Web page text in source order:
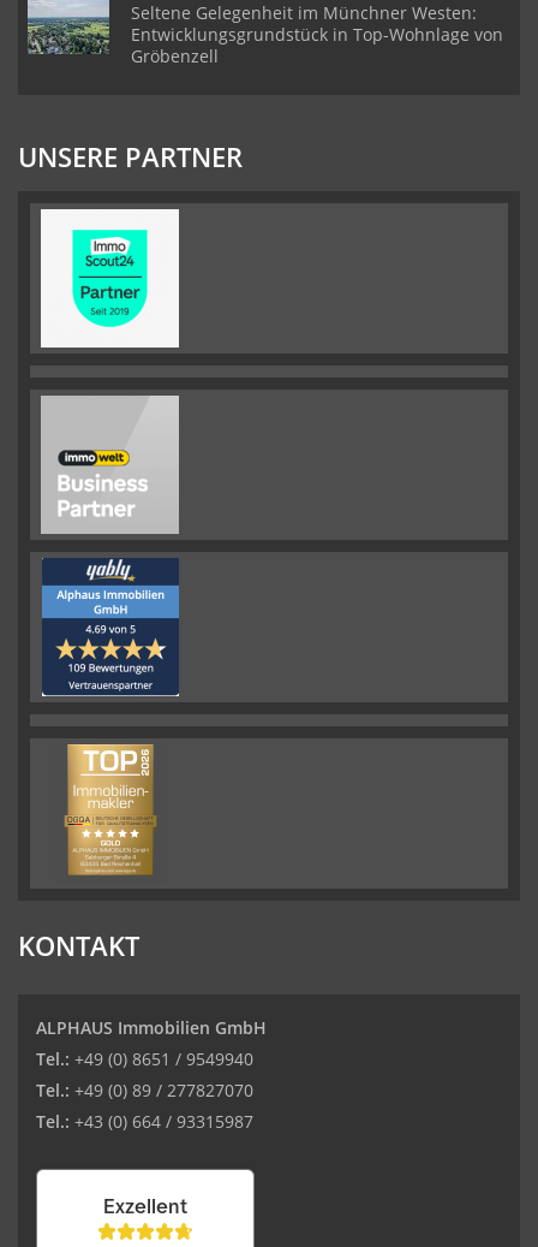
Seltene Gelegenheit im Münchner Westen:
Entwicklungsgrundstück in Top-Wohnlage von
Gröbenzell
UNSERE PARTNER
KONTAKT
ALPHAUS Immobilien GmbH
Tel.: +49 (0) 8651 / 9549940
Tel.: +49 (0) 89 / 277827070
Tel.: +43 (0) 664 / 93315987